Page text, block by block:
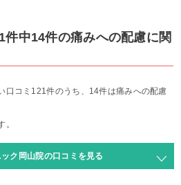
中14件の痛みへの配慮に関
口コミ121件のうち、14件は痛みへの配慮
ク岡山院の口コミを見る